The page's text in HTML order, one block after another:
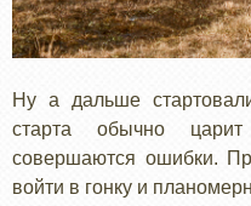
Ну а дальше
старта обычно
совершаются ошибки.
войти в гонку и